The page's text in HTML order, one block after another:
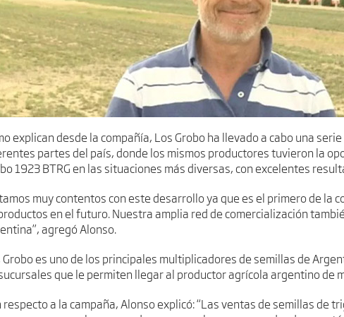
explican desde la compañía, Los Grobo ha llevado a cabo una
partes del país, donde los mismos productores tuvieron la
1923 BTRG en las situaciones más diversas, con excelentes
muy contentos con este desarrollo ya que es el primero de
en el futuro. Nuestra amplia red de comercialización
agregó Alonso.
Grobo es uno de los principales multiplicadores de semillas de
que le permiten llegar al productor agrícola argentino de
respecto a la campaña, Alonso explicó: “Las ventas de semillas